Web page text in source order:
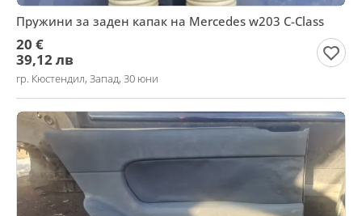
Пружини за заден капак на Mercedes w203 C-Class
20 €
39,12 лв
гр. Кюстендил, Запад, 30 юни